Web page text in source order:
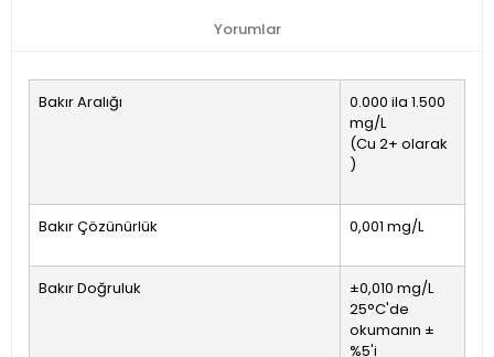
Yorumlar
Bakır Aralığı
0.000 ila 1.500
mg/L
(Cu 2+ olarak
)
Bakır Çözünürlük 0,001 mg/L
Bakır Doğruluk
±0,010 mg/L
25°C'de
okumanın ±
%5'i